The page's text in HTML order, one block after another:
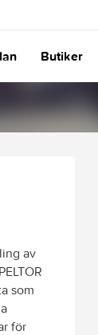
Butiker
av
som
för